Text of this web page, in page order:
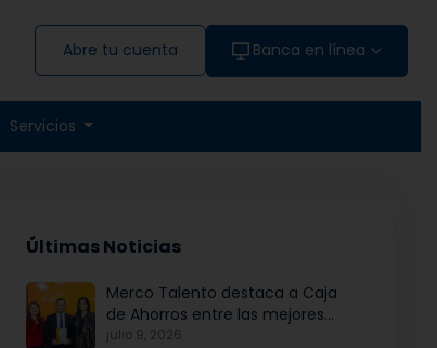
Servicios
Abre tu cuenta Banca en línea
Últimas Noticias
Merco Talento destaca a Caja
de Ahorros entre las mejores
empresas para atraer y fidelizar
julio 9, 2026